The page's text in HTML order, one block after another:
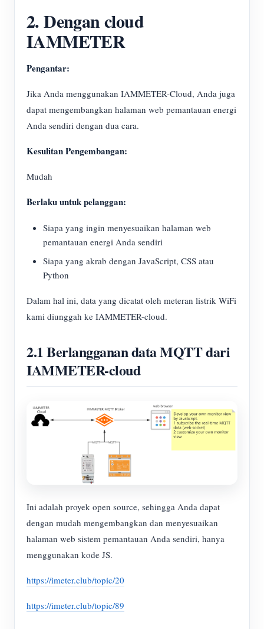
2. Dengan cloud
IAMMETER
Pengantar:
Jika Anda menggunakan IAMMETER-Cloud, Anda juga
dapat mengembangkan halaman web pemantauan energi
Anda sendiri dengan dua cara.
Kesulitan Pengembangan:
Mudah
Berlaku untuk pelanggan:
Siapa yang ingin menyesuaikan halaman web
pemantauan energi Anda sendiri
Siapa yang akrab dengan JavaScript, CSS atau
Python
Dalam hal ini, data yang dicatat oleh meteran listrik WiFi
kami diunggah ke IAMMETER-cloud.
2.1 Berlangganan data MQTT dari
IAMMETER-cloud
Ini adalah proyek open source, sehingga Anda dapat
dengan mudah mengembangkan dan menyesuaikan
halaman web sistem pemantauan Anda sendiri, hanya
menggunakan kode JS.
https://imeter.club/topic/20
https://imeter.club/topic/89